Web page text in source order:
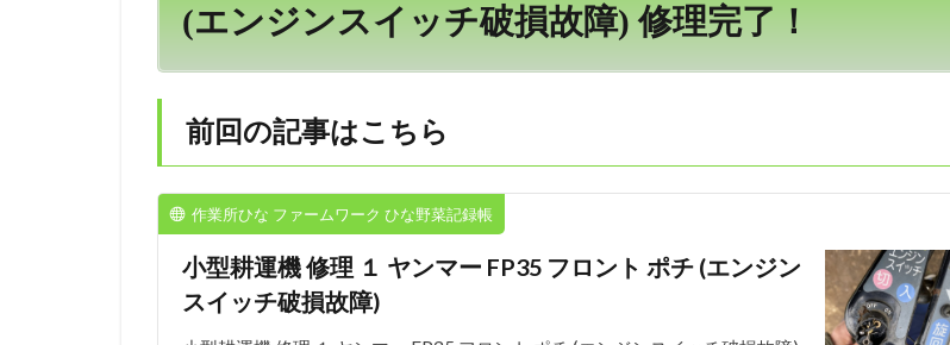
(エンジンスイッチ破損故障) 修理完了！
前回の記事はこちら
作業所ひな ファームワーク ひな野菜記録帳
小型耕運機 修理 １ ヤンマー FP35 フロント ポチ (エンジン
スイッチ破損故障)